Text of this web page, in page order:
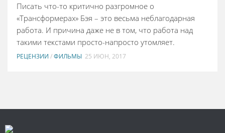
Писать что-то критично разгромное о
«Трансформерах» Бэя – это весьма неблагодарная
работа. И причина даже не в том, что работа над
такими текстами просто-напросто утомляет.
РЕЦЕНЗИИ /ФИЛЬМЫ 25 ИЮН, 2017